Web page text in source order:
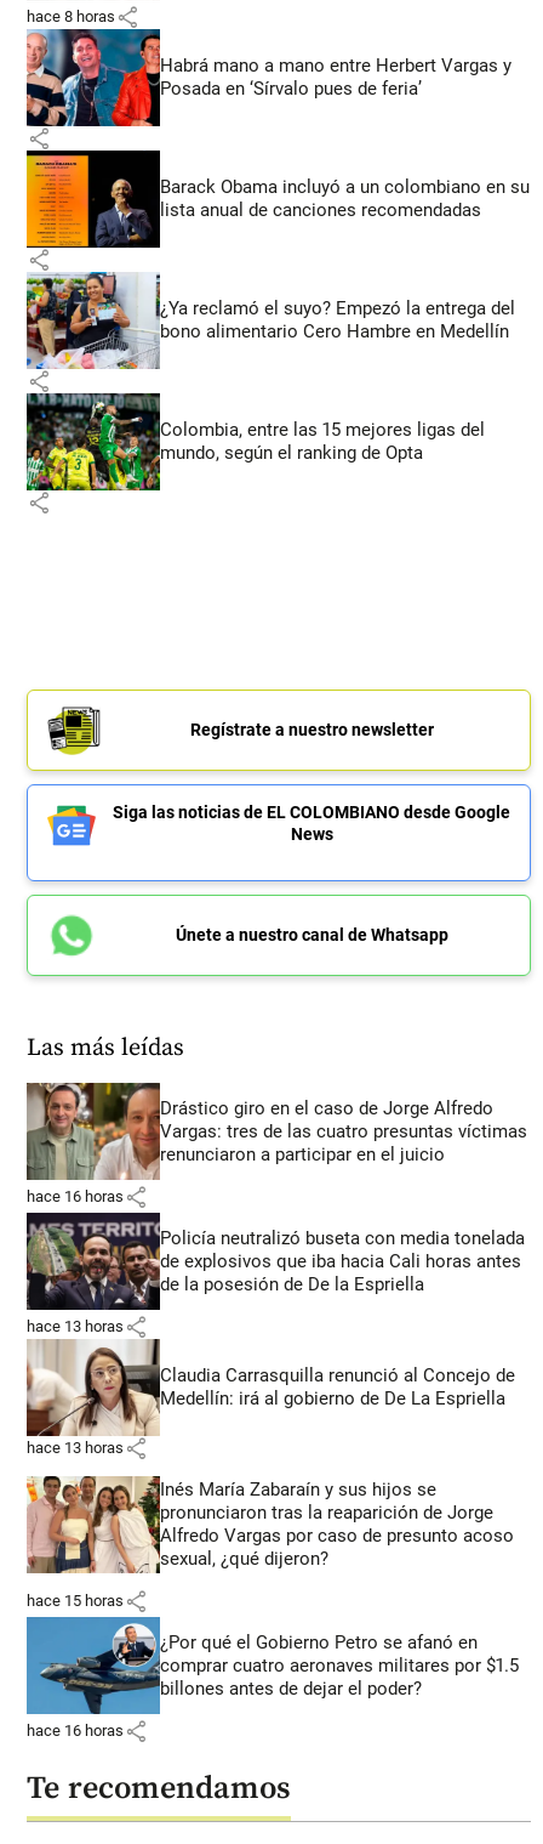
hace 8 horas share
Habrá mano a mano entre Herbert Vargas y
Posada en ‘Sírvalo pues de feria’
share
Barack Obama incluyó a un colombiano en su
lista anual de canciones recomendadas
share
¿Ya reclamó el suyo? Empezó la entrega del
bono alimentario Cero Hambre en Medellín
share
Colombia, entre las 15 mejores ligas del
mundo, según el ranking de Opta
share
Regístrate a nuestro newsletter
Siga las noticias de EL COLOMBIANO desde Google
News
Únete a nuestro canal de Whatsapp
Las más leídas
Drástico giro en el caso de Jorge Alfredo
Vargas: tres de las cuatro presuntas víctimas
renunciaron a participar en el juicio
hace 16 horas share
Policía neutralizó buseta con media tonelada
de explosivos que iba hacia Cali horas antes
de la posesión de De la Espriella
hace 13 horas share
Claudia Carrasquilla renunció al Concejo de
Medellín: irá al gobierno de De La Espriella
hace 13 horas share
Inés María Zabaraín y sus hijos se
pronunciaron tras la reaparición de Jorge
Alfredo Vargas por caso de presunto acoso
sexual, ¿qué dijeron?
hace 15 horas share
¿Por qué el Gobierno Petro se afanó en
comprar cuatro aeronaves militares por $1.5
billones antes de dejar el poder?
hace 16 horas share
Te recomendamos